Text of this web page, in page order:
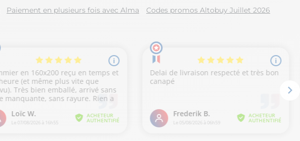
Paiement en plusieurs fois avec Alma
Codes promos Altobuy Juillet 2026